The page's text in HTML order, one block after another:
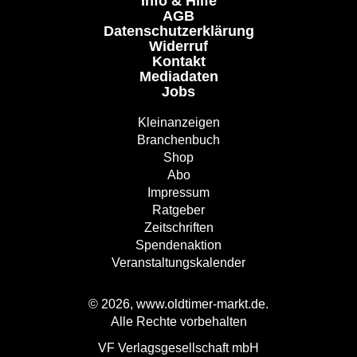
AGB
Datenschutzerklärung
Widerruf
Kontakt
Mediadaten
Jobs
Kleinanzeigen
Branchenbuch
Shop
Abo
Impressum
Ratgeber
Zeitschriften
Spendenaktion
Veranstaltungskalender
© 2026, www.oldtimer-markt.de.
Alle Rechte vorbehalten
VF Verlagsgesellschaft mbH